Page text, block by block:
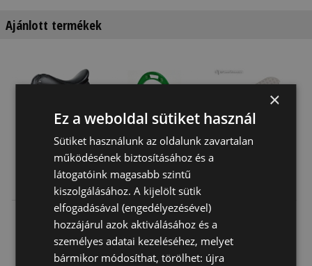
Ajánlott termékek
Többcélú
107 330 Ft
Kengyel Tech
Alu Rome
Galopp/gyerek
66 600 Ft
×
Ez a weboldal sütiket használ
Sütiket használunk az oldalunk zavartalan
működésének biztosításához és a
látogatóink magasabb szintű
kiszolgálásához. A kijelölt sütik
elfogadásával (engedélyezésével)
hozzájárul azok aktiválásához és a
személyes adatai kezeléséhez, melyet
bármikor módosíthat, törölhet: újra